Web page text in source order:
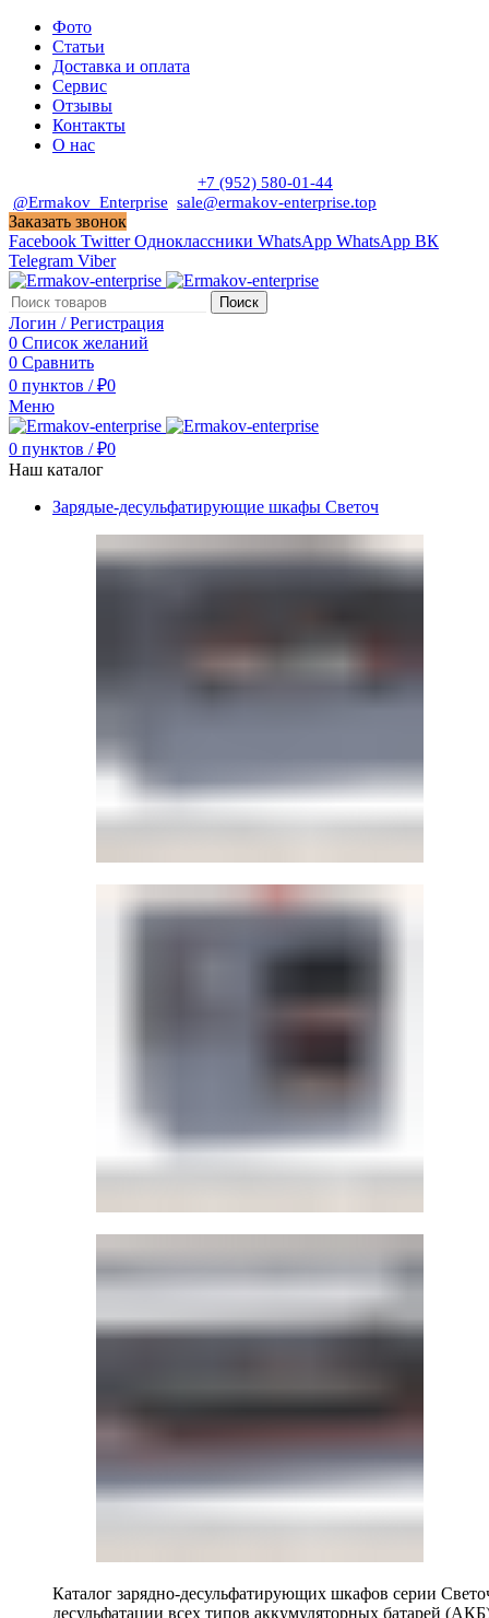
Фото
Статьи
Доставка и оплата
Сервис
Отзывы
Контакты
О нас
+7 (952) 580-01-44
@Ermakov_Enterprise sale@ermakov-enterprise.top
Заказать звонок
Facebook Twitter Одноклассники WhatsApp WhatsApp ВК
Telegram Viber
Поиск
Логин / Регистрация
0 Список желаний
0 Сравнить
0 пунктов / ₽0
Меню
0 пунктов / ₽0
Наш каталог
Зарядые-десульфатирующие шкафы Светоч
Каталог зарядно-десульфатирующих шкафов серии
десульфатации всех типов аккумуляторных батарей